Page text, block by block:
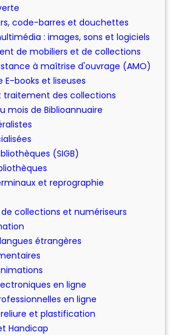
code-barres et douchettes
: images, sons et logiciels
de mobiliers et de collections
à maîtrise d'ouvrage (AMO)
E-books et liseuses
traitement des collections
mois de Biblioannuaire
(SIGB)
et reprographie
collections et numériseurs
étrangères
en ligne
en ligne
et plastification
Handicap